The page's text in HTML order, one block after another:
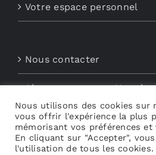
Votre espace personnel
Nous contacter
Abonnements aux
Découvrez My Audio
Nous utilisons des cookies sur
vous offrir l'expérience la plus
mémorisant vos préférences et
En cliquant sur "Accepter",
l'utilisation de tous les cookies.